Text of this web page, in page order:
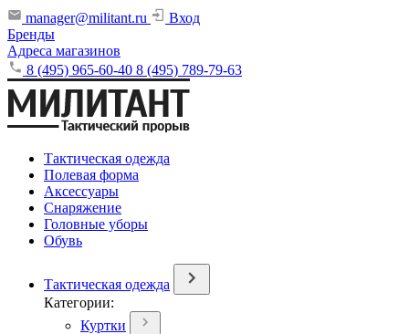
manager@militant.ru
Вход
Бренды
Адреса магазинов
8 (495) 965-60-40 8 (495) 789-79-63
Тактическая одежда
Полевая форма
Аксессуары
Снаряжение
Головные уборы
Обувь
Тактическая одежда
Категории:
Куртки